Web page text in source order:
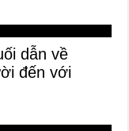
dẫn về
đến với